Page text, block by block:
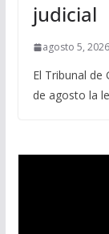
judicial
agosto 5, 2026
El Tribunal de
de agosto la